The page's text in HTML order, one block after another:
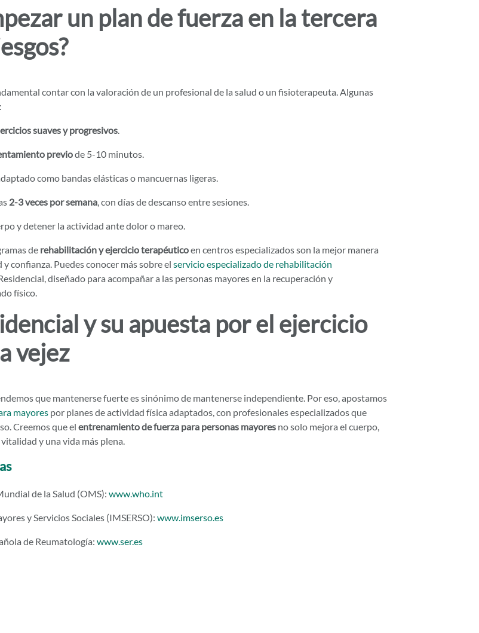
un plan de fuerza en la tercera
contar con la valoración de un profesional de la salud o un fisioterapeuta. Algunas
suaves y progresivos.
previode 5-10 minutos.
como bandas elásticas o mancuernas ligeras.
2-3 veces por semana, con días de descanso entre sesiones.
y detener la actividad ante dolor o mareo.
de rehabilitación y ejercicio terapéuticoen centros especializados son la mejor manera
confianza. Puedes conocer más sobre el servicio especializado de rehabilitación
diseñado para acompañar a las personas mayores en la recuperación y
físico.
y su apuesta por el ejercicio
vejez
que mantenerse fuerte es sinónimo de mantenerse independiente. Por eso, apostamos
mayorespor planes de actividad física adaptados, con profesionales especializados que
Creemos que el entrenamiento de fuerza para personas mayoresno solo mejora el cuerpo,
y una vida más plena.
de la Salud (OMS): www.who.int
y Servicios Sociales (IMSERSO): www.imserso.es
de Reumatología: www.ser.es